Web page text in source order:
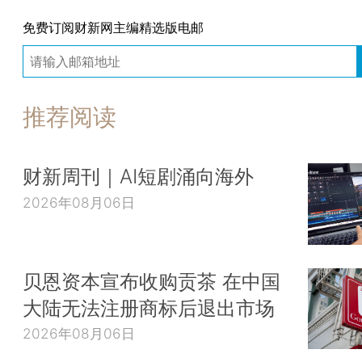
免费订阅财新网主编精选版电邮
推荐阅读
财新周刊｜AI短剧涌向海外
2026年08月06日
贝恩资本宣布收购贡茶 在中国
大陆无法注册商标后退出市场
2026年08月06日